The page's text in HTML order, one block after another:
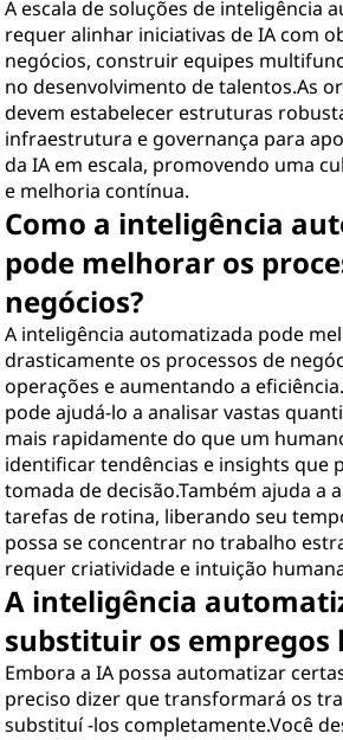
A escala de soluções de inteligência
requer alinhar iniciativas de IA com
negócios, construir equipes
no desenvolvimento de talentos.As
devem estabelecer estruturas
infraestrutura e governança para
da IA em escala, promovendo uma
e melhoria contínua.
Como a inteligência
pode melhorar os
negócios?
A inteligência automatizada pode
drasticamente os processos de
operações e aumentando a
pode ajudá-lo a analisar vastas
mais rapidamente do que um
identificar tendências e insights que
tomada de decisão.Também ajuda a
tarefas de rotina, liberando seu
possa se concentrar no trabalho
requer criatividade e intuição
A inteligência
substituir os empregos
Embora a IA possa automatizar
preciso dizer que transformará os
substituí -los completamente.Você